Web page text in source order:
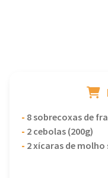
- 8 sobrecoxas de
- 2 cebolas (200g)
- 2 xícaras de molho